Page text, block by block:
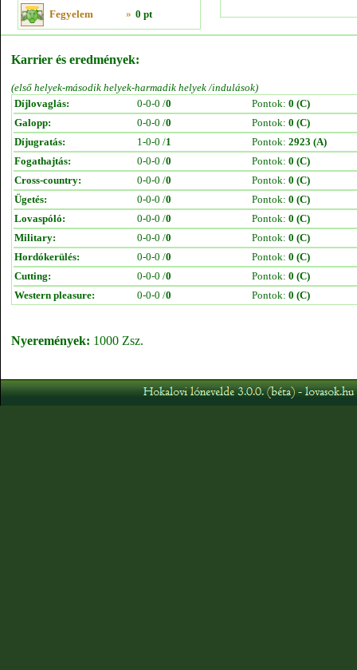
Fegyelem » 0 pt
Karrier és eredmények:
(első helyek-második helyek-harmadik helyek /indulások)
Díjlovaglás:
0-0-0 /0 Pontok: 0 (C)
Galopp:
0-0-0 /0 Pontok: 0 (C)
Díjugratás:
1-0-0 /1 Pontok: 2923 (A)
Fogathajtás:
0-0-0 /0 Pontok: 0 (C)
Cross-country:
0-0-0 /0 Pontok: 0 (C)
Ügetés:
0-0-0 /0 Pontok: 0 (C)
Lovaspóló:
0-0-0 /0 Pontok: 0 (C)
Military:
0-0-0 /0 Pontok: 0 (C)
Hordókerülés:
0-0-0 /0 Pontok: 0 (C)
Cutting:
0-0-0 /0 Pontok: 0 (C)
Western pleasure:
0-0-0 /0 Pontok: 0 (C)
Nyeremények: 1000 Zsz.